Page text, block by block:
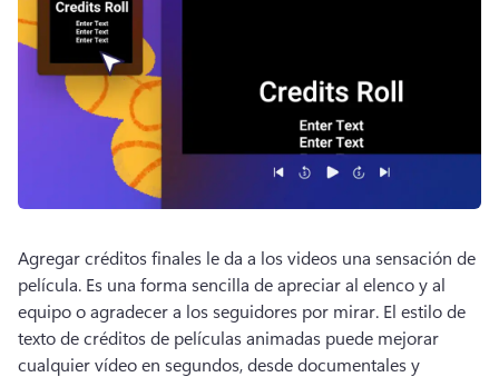
Agregar créditos finales le da a los videos una sensación de
película. Es una forma sencilla de apreciar al elenco y al
equipo o agradecer a los seguidores por mirar. El estilo de
texto de créditos de películas animadas puede mejorar
cualquier vídeo en segundos, desde documentales y